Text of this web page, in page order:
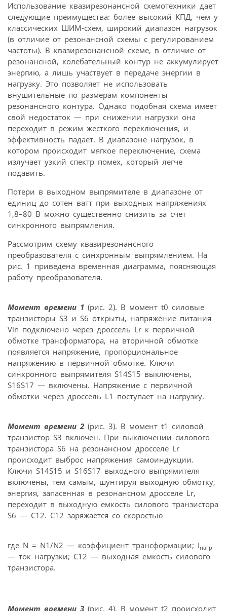
Использование квазирезонансной схемотехники дает
следующие преимущества: более высокий КПД, чем у
классических ШИМ-схем, широкий диапазон нагрузок
(в отличие от резонансной схемы с регулированием
частоты). В квазирезонансной схеме, в отличие от
резонансной, колебательный контур не аккумулирует
энергию, а лишь участвует в передаче энергии в
нагрузку. Это позволяет не использовать
внушительные по размерам компоненты
резонансного контура. Однако подобная схема имеет
свой недостаток — при снижении нагрузки она
переходит в режим жесткого переключения, и
эффективность падает. В диапазоне нагрузок, в
котором происходит мягкое переключение, схема
излучает узкий спектр помех, который легче
подавить.
Потери в выходном выпрямителе в диапазоне от
единиц до сотен ватт при выходных напряжениях
1,8–80 В можно существенно снизить за счет
синхронного выпрямления.
Рассмотрим схему квазирезонансного
преобразователя с синхронным выпрямлением. На
рис. 1 приведена временная диаграмма, поясняющая
работу преобразователя.
Момент времени 1 (рис. 2). В момент t0 силовые
транзисторы S3 и S6 открыты, напряжение питания
Vin подключено через дроссель Lr к первичной
обмотке трансформатора, на вторичной обмотке
появляется напряжение, пропорциональное
напряжению в первичной обмотке. Ключи
синхронного выпрямителя S14S15 выключены,
S16S17 — включены. Напряжение с первичной
обмотки через дроссель L1 поступает на нагрузку.
Момент времени 2 (рис. 3). В момент t1 силовой
транзистор S3 включен. При выключении силового
транзистора S6 на резонансном дросселе Lr
происходит выброс напряжения самоиндукции.
Ключи S14S15 и S16S17 выходного выпрямителя
включены, тем самым, шунтируя выходную обмотку,
энергия, запасенная в резонансном дросселе Lr,
переходит в выходную емкость силового транзистора
S6 — C12. С12 заряжается со скоростью
где N = N1/N2 — коэффициент трансформации; Iнагр
— ток нагрузки; C12 — выходная емкость силового
транзистора.
Момент времени 3 (рис. 4). В момент t2 происходит